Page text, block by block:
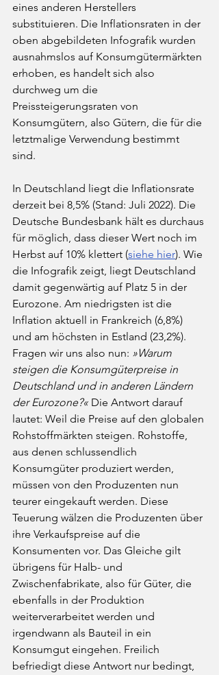
eines anderen Herstellers
substituieren. Die Inflationsraten in der
oben abgebildeten Infografik wurden
ausnahmslos auf Konsumgütermärkten
erhoben, es handelt sich also
durchweg um die
Preissteigerungsraten von
Konsumgütern, also Gütern, die für die
letztmalige Verwendung bestimmt
sind.
In Deutschland liegt die Inflationsrate
derzeit bei 8,5% (Stand: Juli 2022). Die
Deutsche Bundesbank hält es durchaus
für möglich, dass dieser Wert noch im
Herbst auf 10% klettert (siehe hier). Wie
die Infografik zeigt, liegt Deutschland
damit gegenwärtig auf Platz 5 in der
Eurozone. Am niedrigsten ist die
Inflation aktuell in Frankreich (6,8%)
und am höchsten in Estland (23,2%).
Fragen wir uns also nun: »Warum
steigen die Konsumgüterpreise in
Deutschland und in anderen Ländern
der Eurozone?« Die Antwort darauf
lautet: Weil die Preise auf den globalen
Rohstoffmärkten steigen. Rohstoffe,
aus denen schlussendlich
Konsumgüter produziert werden,
müssen von den Produzenten nun
teurer eingekauft werden. Diese
Teuerung wälzen die Produzenten über
ihre Verkaufspreise auf die
Konsumenten vor. Das Gleiche gilt
übrigens für Halb- und
Zwischenfabrikate, also für Güter, die
ebenfalls in der Produktion
weiterverarbeitet werden und
irgendwann als Bauteil in ein
Konsumgut eingehen. Freilich
befriedigt diese Antwort nur bedingt,